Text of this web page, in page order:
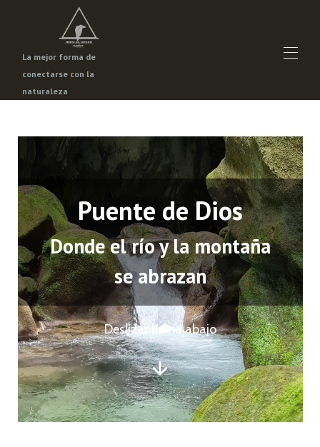
La mejor forma de
conectarse con la
naturaleza
Promociones
Qué visitar en Pinal de Amoles ▾
Contáctenos
Puente de Dios
Donde el río y la montaña
se abrazan
Deslizar hacia abajo